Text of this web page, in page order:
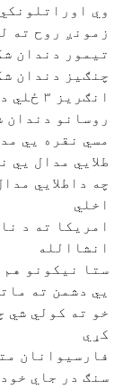
وي
زمونږ روح ته
تيمور دندان
چنګيز دندان
انګريز ٣ ځلي دندان شکن ځواب وليدو
روسانو دندان
مسي نقره يي
طلايي مدال يي
چه داطلايي
اخلي
امريکا ته د
انشاالله
ستا نيکونو
يي دشمن ته
خو ته کولي شي
کړي
فارسيوانان
سنګ در جاي